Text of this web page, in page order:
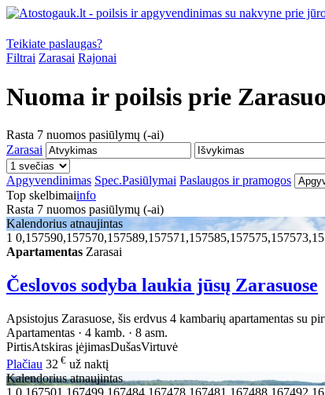
Teikiate paslaugas?
Filtrai Zarasai Rajonai
Nuoma ir poilsis prie
Rasta 7 nuomos pasiūlymų (-ai)
Zarasai
Apgyvendinimas Spec.Pasiūlymai Paslaugos ir pramogos
Top skelbimaiinfo
Rasta 7 nuomos pasiūlymų (-ai)
Kalendorius atnaujintas
1
Apartamentas Zarasai
Česlovos sodyba laukia jūsų Zarasuose
Apsistojus Zarasuose, šis erdvus 4 kambarių apartamentas
Apartamentas · 4 kamb. · 8 asm.
PirtisAtskiras įėjimasDušasVirtuvė
Plačiau 32 € už naktį
Kalendorius atnaujintas